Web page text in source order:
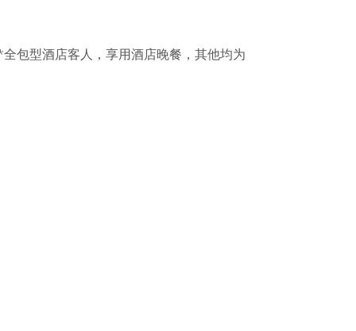
包型酒店客人，享用酒店晚餐，其他均为